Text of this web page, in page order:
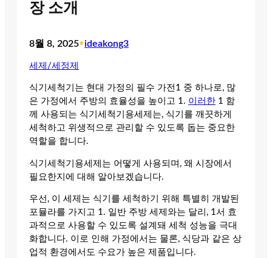
장 소개
8월 8, 2025•ideakong3
세제/세정제
식기세척기는 현대 가정의 필수 가전1 중 하나로, 많
은 가정에서 주방의 효율성을 높이고 1. 이러한 1 함
께 사용되는 식기세척기용세제는, 식기를 깨끗하게
세척하고 위생적으로 관리할 수 있도록 돕는 중요한
역할을 합니다.
식기세척기용세제는 어떻게 사용되며, 왜 시장에서
필요한지에 대해 알아보겠습니다.
우선, 이 세제는 식기를 세척하기 위해 특별히 개발된
포뮬라를 가지고 1. 일반 주방 세제와는 달리, 1서 효
과적으로 사용할 수 있도록 설계돼 세척 성능을 극대
화합니다. 이로 인해 가정에서는 물론, 식당과 같은 상
업적 환경에서도 수요가 높은 제품입니다.